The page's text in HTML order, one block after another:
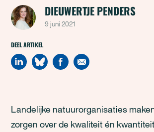
DIEUWERTJE PENDERS
9 juni 2021
DEEL ARTIKEL
Landelijke natuurorganisaties
zorgen over de kwaliteit én